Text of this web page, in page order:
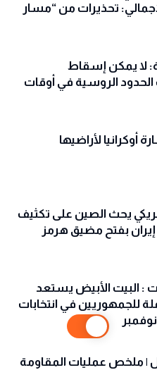
تحذيرات من “مسار
لا يمكن إسقاط
الروسية في أوقات
أوكرانيا لأراضيها
يحث الصين على تكثيف
بفتح مضيق هرمز
البيت الأبيض يستعد
للجمهوريين في انتخابات
| ملخص عمليات المقاومة